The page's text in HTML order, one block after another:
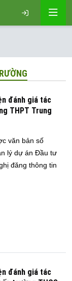
đánh giá tác
THPT Trung
văn bản số
lý dự án Đầu tư
đăng thông tin
đánh giá tác